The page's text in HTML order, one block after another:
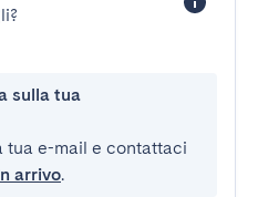
sulla tua
e-mail e contattaci
arrivo.